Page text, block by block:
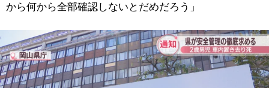
から何から全部確認しないとだめだろう」